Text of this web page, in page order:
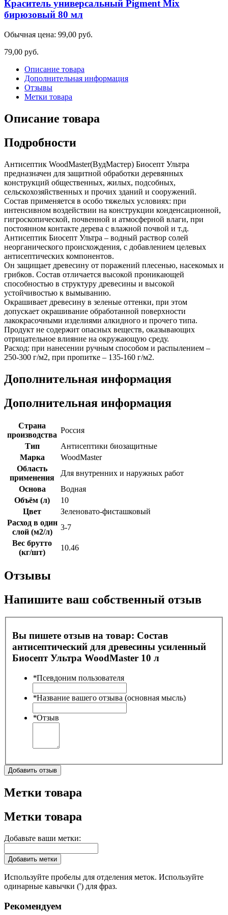
Краситель универсальный Pigment Mix
бирюзовый 80 мл
Обычная цена: 99,00 руб.
79,00 руб.
Описание товара
Дополнительная информация
Отзывы
Метки товара
Описание товара
Подробности
Антисептик WoodMaster(ВудМастер) Биосепт Ультра
предназначен для защитной обработки деревянных
конструкций общественных, жилых, подсобных,
сельскохозяйственных и прочих зданий и сооружений.
Состав применяется в особо тяжелых условиях: при
интенсивном воздействии на конструкции конденсационной,
гигроскопической, почвенной и атмосферной влаги, при
постоянном контакте дерева с влажной почвой и т.д.
Антисептик Биосепт Ультра – водный раствор солей
неорганического происхождения, с добавлением целевых
антисептических компонентов.
Он защищает древесину от поражений плесенью, насекомых и
грибков. Состав отличается высокой проникающей
способностью в структуру древесины и высокой
устойчивостью к вымыванию.
Окрашивает древесину в зеленые оттенки, при этом
допускает окрашивание обработанной поверхности
лакокрасочными изделиями алкидного и прочего типа.
Продукт не содержит опасных веществ, оказывающих
отрицательное влияние на окружающую среду.
Расход: при нанесении ручным способом и распылением –
250-300 г/м2, при пропитке – 135-160 г/м2.
Дополнительная информация
Дополнительная информация
Страна
производства
Россия
Тип
Антисептики биозащитные
Марка
WoodMaster
Область
применения
Для внутренних и наружных работ
Основа
Водная
Объём (л)
10
Цвет
Зеленовато-фисташковый
Расход в один
слой (м2/л)
3-7
Вес брутто
(кг/шт)
10.46
Отзывы
Напишите ваш собственный отзыв
Вы пишете отзыв на товар: Состав
антисептический для древесины усиленный
Биосепт Ультра WoodMaster 10 л
*Псевдоним пользователя
*Название вашего отзыва (основная мысль)
*Отзыв
Добавить отзыв
Метки товара
Метки товара
Добавьте ваши метки:
Добавить метки
Используйте пробелы для отделения меток. Используйте
одинарные кавычки (') для фраз.
Рекомендуем